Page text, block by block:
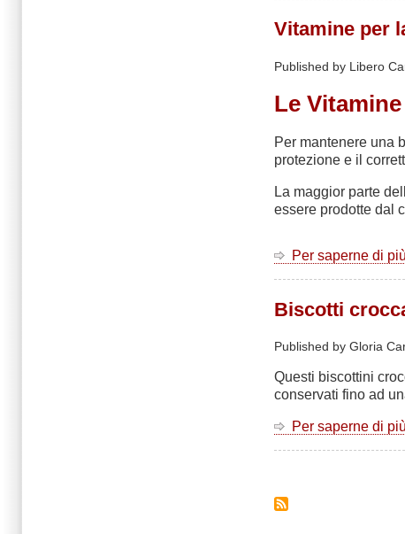
Vitamine per
Published by Libero
Le
Per mantenere una
protezione e il
La maggior parte
essere prodotte dal
Per saperne di
Biscotti
Published by Gloria
Questi biscottini
conservati fino ad
Per saperne di
Paginazione